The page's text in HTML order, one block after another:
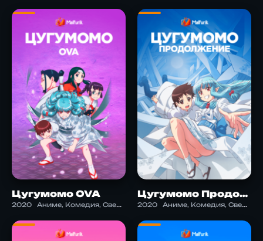
Цугумомо OVA
2020 Аниме, Комедия, Сверхъестественное, Сэйнэн, Школа, Этти, Экшен
Цугумомо Продолжение
2020 Аниме, Комедия, Сверхъестественное, Сэйнэн, Школа, Этти, Экшен